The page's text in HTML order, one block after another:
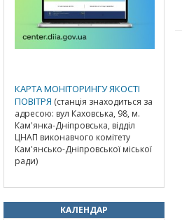
КАРТА МОНІТОРИНГУ ЯКОСТІ
ПОВІТРЯ (станція знаходиться за
адресою: вул Каховська, 98, м.
Кам'янка-Дніпровська, відділ
ЦНАП виконавчого комітету
Кам'янсько-Дніпровської міської
ради)
КАЛЕНДАР